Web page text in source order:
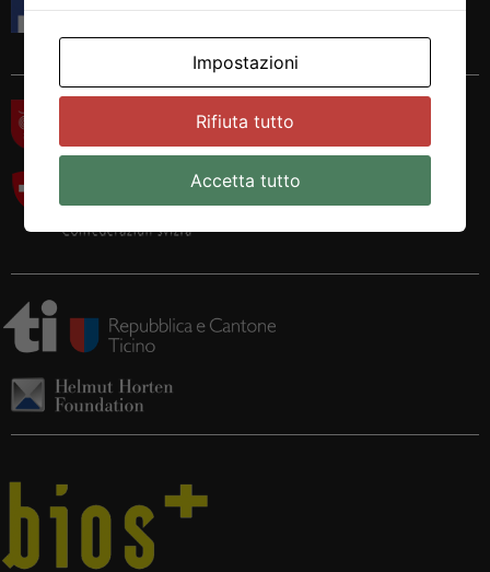
6500 Bellinzona, Switzerland
Tel. +41 58 666 7000
Impostazioni
Rifiuta tutto
Accetta tutto